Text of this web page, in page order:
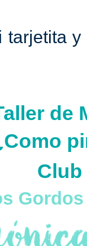
tarjetita
de
Club